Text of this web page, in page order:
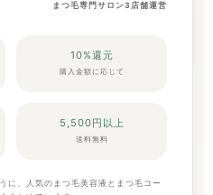
まつ毛専門サロン3店舗運営
10%還元
購入金額に応じて
5,500円以上
送料無料
に、人気のまつ毛美容液とまつ毛コー